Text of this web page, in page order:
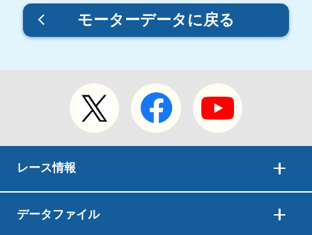
モーターデータに戻る
レース情報
データファイル